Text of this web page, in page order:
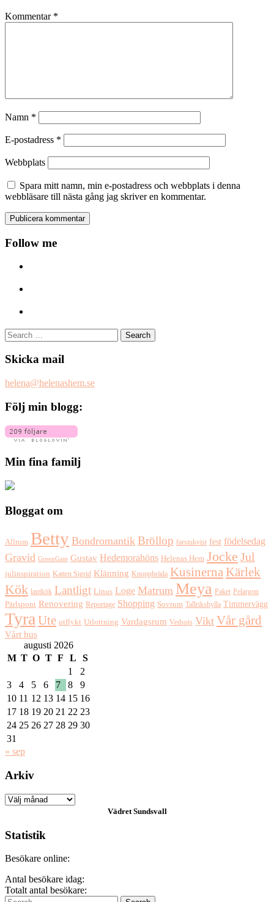
Kommentar *
Namn *
E-postadress *
Webbplats
Spara mitt namn, min e-postadress och webbplats i denna
webbläsare till nästa gång jag skriver en kommentar.
Follow me
Search
for:
Skicka mail
helena@helenashem.se
Följ min blogg:
Min fina familj
Bloggat om
Allrum Betty Bondromantik Bröllop farstukvist fest födelsedag
Gravid GreenGate Gustav Hedemorahöns Helenas Hem Jocke Jul
julinspiration Katten Sigrid Klänning Knoppbräda KusinernaKärlek
Kök lantkök Lantligt Linus Loge Matrum Meya Paket Pelargon
Pärlspont Renovering Reportage Shopping Sovrum Tallrikshylla Timmervägg
TyraUte utflykt Utlottning Vardagsrum Vedspis Vikt Vår gård
Vårt hus
augusti 2026
M T O T F L
S
1
2
3
4 5 6 7 8
9
10 11 12 13 14 15 16
17 18 19 20 21 22 23
24 25 26 27 28 29 30
31
« sep
Arkiv
Arkiv
VädretSundsvall
Statistik
Besökare online:
Antal besökare idag:
Totalt antal besökare: